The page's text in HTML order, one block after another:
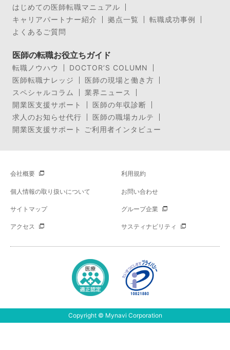
はじめての医師転職マニュアル
キャリアパートナー紹介
拠点一覧
転職成功事例
よくあるご質問
医師の転職お役立ちガイド
転職ノウハウ
DOCTOR’S COLUMN
医師転職ナレッジ
医師の現場と働き方
スペシャルコラム
業界ニュース
開業医支援サポート
医師の年収診断
求人のお知らせ代行
医師の職場カルテ
開業医支援サポート ご利用者インタビュー
会社概要 利用規約
個人情報の取り扱いについて お問い合わせ
サイトマップ グループ企業
アクセス サスティナビリティ
Copyright © Mynavi Corporation